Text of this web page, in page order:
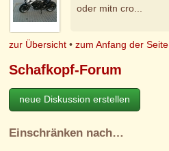
oder mitn cro...
zur Übersicht •zum Anfang der Seite
Schafkopf-Forum
neue Diskussion erstellen
Einschränken nach…